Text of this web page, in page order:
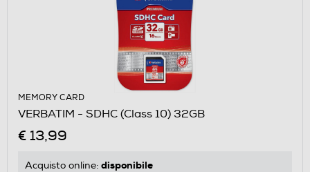
MEMORY CARD
VERBATIM - SDHC (Class 10) 32GB
€ 13,99
Acquisto online: disponibile